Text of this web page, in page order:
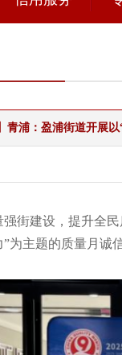
青浦：盈浦街道开展
强街建设，提升全
为主题的质量月诚